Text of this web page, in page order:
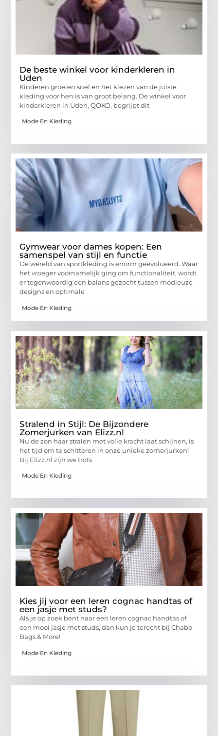
De beste winkel voor kinderkleren in
Uden
Kinderen groeien snel en het kiezen van de juiste
kleding voor hen is van groot belang. De winkel voor
kinderkleren in Uden, QOKO, begrijpt dit
Mode En Kleding
Gymwear voor dames kopen: Een
samenspel van stijl en functie
De wereld van sportkleding is enorm geëvolueerd. Waar
het vroeger voornamelijk ging om functionaliteit, wordt
er tegenwoordig een balans gezocht tussen modieuze
designs en optimale
Mode En Kleding
Stralend in Stijl: De Bijzondere
Zomerjurken van Elizz.nl
Nu de zon haar stralen met volle kracht laat schijnen, is
het tijd om te schitteren in onze unieke zomerjurken!
Bij Elizz.nl zijn we trots
Mode En Kleding
Kies jij voor een leren cognac handtas of
een jasje met studs?
Als je op zoek bent naar een leren cognac handtas of
een mooi jasje met studs, dan kun je terecht bij Chabo
Bags & More!
Mode En Kleding